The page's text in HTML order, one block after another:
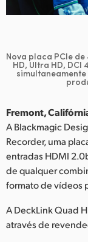
France
Hong
Italy
Japan
Mexico
Malaysia
Nova placa PCIe
HD, Ultra HD,
Fremont,
A Blackmagic
Recorder, uma
entradas HDMI
de qualquer
formato de vídeos
A DeckLink Quad
através de